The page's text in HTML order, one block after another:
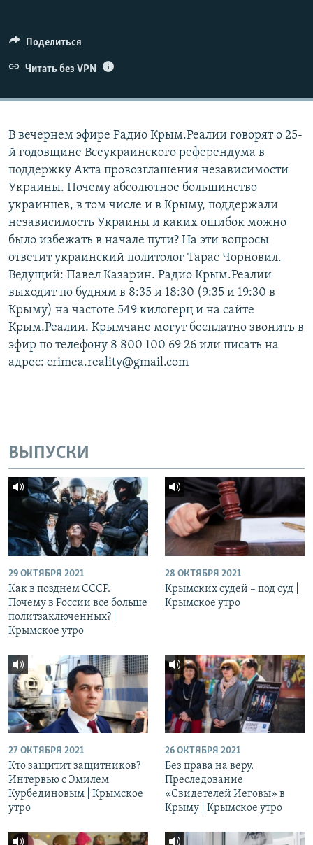
УКРАИНСКАЯ ПРОБЛЕМА КРЫМА
Все сайты RFE/RL
Поделиться
Читать без VPN
В вечернем эфире Радио Крым.Реалии говорят о 25-
й годовщине Всеукраинского референдума в
поддержку Акта провозглашения независимости
Украины. Почему абсолютное большинство
украинцев, в том числе и в Крыму, поддержали
независимость Украины и каких ошибок можно
было избежать в начале пути? На эти вопросы
ответит украинский политолог Тарас Чорновил.
Ведущий: Павел Казарин. Радио Крым.Реалии
выходит по будням в 8:35 и 18:30 (9:35 и 19:30 в
Крыму) на частоте 549 килогерц и на сайте
Крым.Реалии. Крымчане могут бесплатно звонить в
эфир по телефону 8 800 100 69 26 или писать на
адрес: crimea.reality@gmail.com
ВЫПУСКИ
29 ОКТЯБРЯ 2021
Как в позднем СССР.
Почему в России все больше
политзаключенных? |
Крымское утро
28 ОКТЯБРЯ 2021
Крымских судей – под суд |
Крымское утро
27 ОКТЯБРЯ 2021
Кто защитит защитников?
Интервью с Эмилем
Курбединовым | Крымское
утро
26 ОКТЯБРЯ 2021
Без права на веру.
Преследование
«Свидетелей Иеговы» в
Крыму | Крымское утро